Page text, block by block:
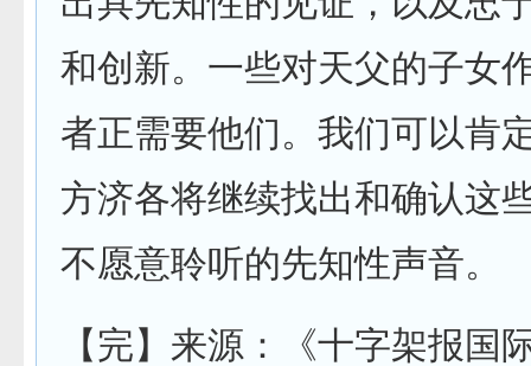
和创新。一些对天父的子女
者正需要他们。我们可以肯
方济各将继续找出和确认这
不愿意聆听的先知性声音。
【完】来源：《十字架报国